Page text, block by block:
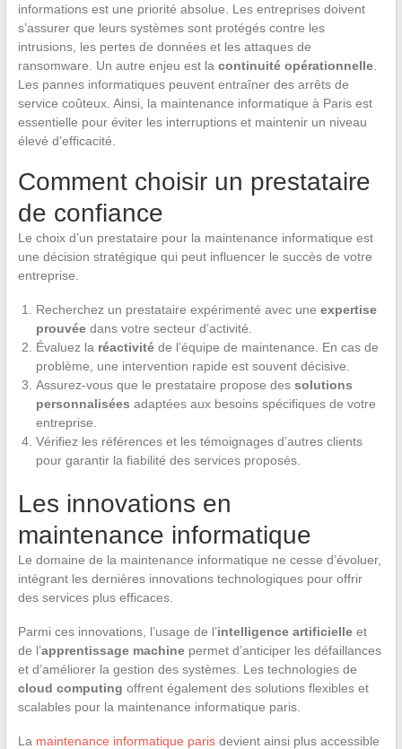
informations est une priorité absolue. Les entreprises doivent
s’assurer que leurs systèmes sont protégés contre les
intrusions, les pertes de données et les attaques de
ransomware. Un autre enjeu est la continuité opérationnelle.
Les pannes informatiques peuvent entraîner des arrêts de
service coûteux. Ainsi, la maintenance informatique à Paris est
essentielle pour éviter les interruptions et maintenir un niveau
élevé d’efficacité.
Comment choisir un prestataire
de confiance
Le choix d’un prestataire pour la maintenance informatique est
une décision stratégique qui peut influencer le succès de votre
entreprise.
Recherchez un prestataire expérimenté avec une expertise
prouvéedans votre secteur d’activité.
Évaluez la réactivitéde l’équipe de maintenance. En cas de
problème, une intervention rapide est souvent décisive.
Assurez-vous que le prestataire propose des solutions
personnalisées adaptées aux besoins spécifiques de votre
entreprise.
Vérifiez les références et les témoignages d’autres clients
pour garantir la fiabilité des services proposés.
Les innovations en
maintenance informatique
Le domaine de la maintenance informatique ne cesse d’évoluer,
intégrant les dernières innovations technologiques pour offrir
des services plus efficaces.
Parmi ces innovations, l’usage de l’intelligence artificielleet
de l’apprentissage machinepermet d’anticiper les défaillances
et d’améliorer la gestion des systèmes. Les technologies de
cloud computing offrent également des solutions flexibles et
scalables pour la maintenance informatique paris.
La maintenance informatique parisdevient ainsi plus accessible